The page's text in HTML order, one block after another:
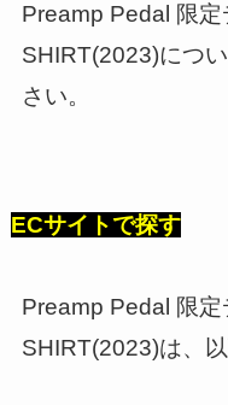
Preamp Pedal 限
SHIRT(2023)につ
さい。
ECサイトで探す
Preamp Pedal 限
SHIRT(2023)は、